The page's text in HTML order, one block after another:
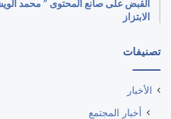
القبض على صانع المحتوى ” محمد
الابتزاز
تصنيفات
الأخبار
أخبار المجتمع